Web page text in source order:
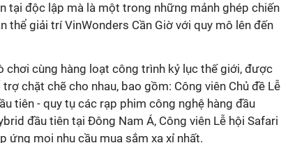
tại độc lập mà là một trong những mảnh ghép chiến
thể giải trí VinWonders Cần Giờ với quy mô lên đến
chơi cùng hàng loạt công trình kỷ lục thế giới, được
chặt chẽ cho nhau, bao gồm: Công viên Chủ đề Lễ
tiên - quy tụ các rạp phim công nghệ hàng đầu
đầu tiên tại Đông Nam Á, Công viên Lễ hội Safari
ứng mọi nhu cầu mua sắm xa xỉ nhất.